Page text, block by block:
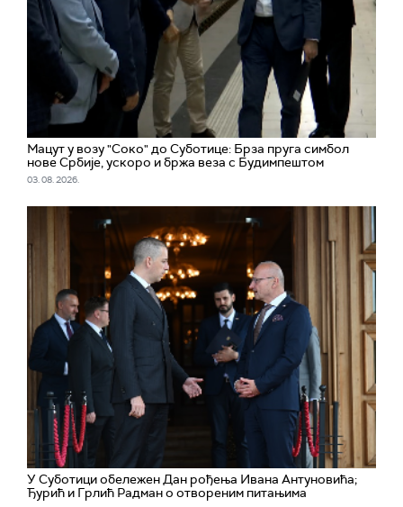
Мацут у возу "Соко" до Суботице: Брза пруга симбол
нове Србије, ускоро и бржа веза с Будимпештом
03. 08. 2026.
У Суботици обележен Дан рођења Ивана Антуновића;
Ђурић и Грлић Радман о отвореним питањима